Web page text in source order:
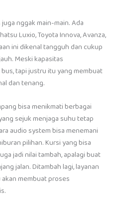
nggak main-main. Ada
Luxio, Toyota Innova, Avanza,
ini dikenal tangguh dan cukup
Meski kapasitas
tapi justru itu yang membuat
dan tenang.
bisa menikmati berbagai
sejuk menjaga suhu tetap
audio system bisa menemani
pilihan. Kursi yang bisa
jadi nilai tambah, apalagi buat
jalan. Ditambah lagi, layanan
membuat proses